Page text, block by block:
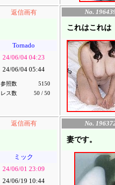
返信画有
Tornado
24/06/04 04:23
24/06/04 05:44
参照数
5150
レス数
50 / 50
No.
これはこれは
返信画有
ミック
24/06/01 23:09
24/06/19 10:44
No.
妻です。